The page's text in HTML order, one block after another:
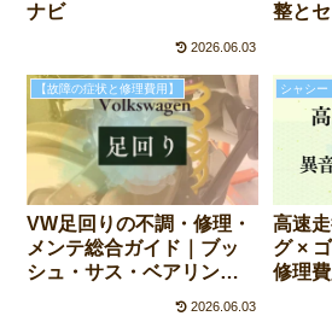
ナビ
2026.06.03
整と
【故障の症状と修理費用】
VW足回りの不調・修理・
メンテ総合ガイド｜ブッ
シュ・サス・ベアリン
グ・アライメントの基礎
2026.06.03
高速
グ ×
修理費